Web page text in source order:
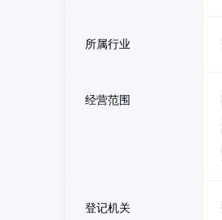
所属行业
经营范围
登记机关